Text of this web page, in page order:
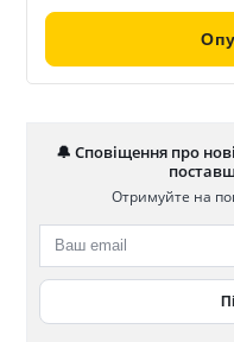
🔔 Сповіщення про
Отримуйте на